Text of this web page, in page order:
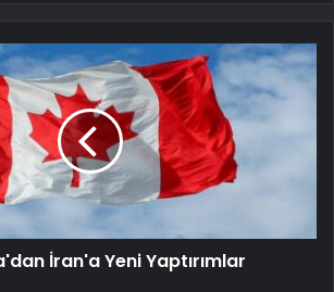
İran'a Yeni Yaptırımlar